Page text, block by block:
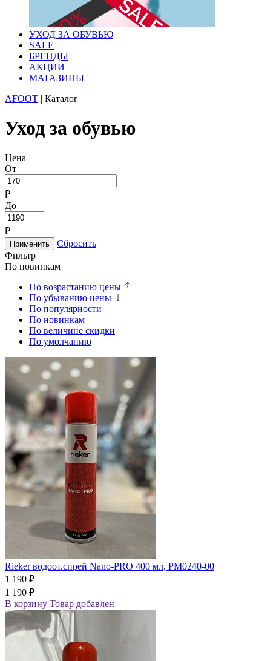
УХОД ЗА ОБУВЬЮ
SALE
БРЕНДЫ
АКЦИИ
МАГАЗИНЫ
AFOOT | Каталог
Уход за обувью
Цена
От
₽
До
₽
Применить
Сбросить
Фильтр
По новинкам
По возрастанию цены
По убыванию цены
По популярности
По новинкам
По величине скидки
По умолчанию
Rieker водоот.спрей Nano-PRO 400 мл, PM0240-00
1 190 ₽
1 190 ₽
В корзину Товар добавлен